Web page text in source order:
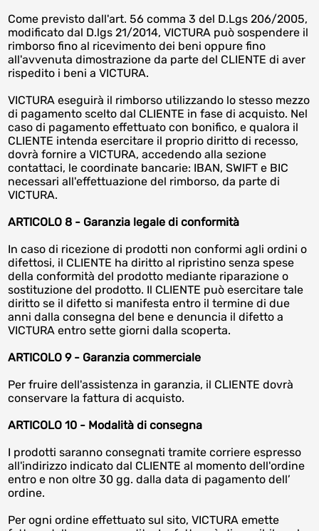
Come previsto dall'art. 56 comma 3 del D.Lgs 206/2005,
modificato dal D.lgs 21/2014, VICTURA può sospendere il
rimborso fino al ricevimento dei beni oppure fino
all'avvenuta dimostrazione da parte del CLIENTE di aver
rispedito i beni a VICTURA.
VICTURA eseguirà il rimborso utilizzando lo stesso mezzo
di pagamento scelto dal CLIENTE in fase di acquisto. Nel
caso di pagamento effettuato con bonifico, e qualora il
CLIENTE intenda esercitare il proprio diritto di recesso,
dovrà fornire a VICTURA, accedendo alla sezione
contattaci, le coordinate bancarie: IBAN, SWIFT e BIC
necessari all'effettuazione del rimborso, da parte di
VICTURA.
ARTICOLO 8 - Garanzia legale di conformità
In caso di ricezione di prodotti non conformi agli ordini o
difettosi, il CLIENTE ha diritto al ripristino senza spese
della conformità del prodotto mediante riparazione o
sostituzione del prodotto. Il CLIENTE può esercitare tale
diritto se il difetto si manifesta entro il termine di due
anni dalla consegna del bene e denuncia il difetto a
VICTURA entro sette giorni dalla scoperta.
ARTICOLO 9 - Garanzia commerciale
Per fruire dell'assistenza in garanzia, il CLIENTE dovrà
conservare la fattura di acquisto.
ARTICOLO 10 - Modalità di consegna
I prodotti saranno consegnati tramite corriere espresso
all'indirizzo indicato dal CLIENTE al momento dell'ordine
entro e non oltre 30 gg. dalla data di pagamento dell’
ordine.
Per ogni ordine effettuato sul sito, VICTURA emette